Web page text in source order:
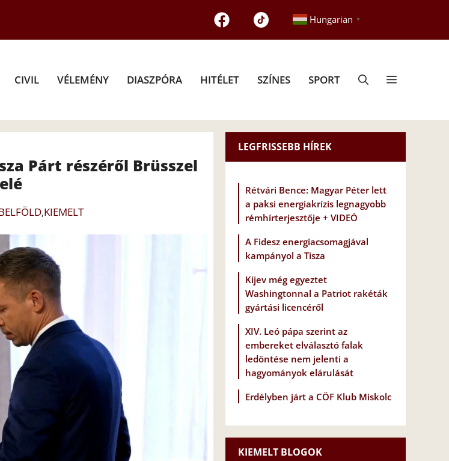
Hungarian ▼
CIVIL VÉLEMÉNY DIASZPÓRA HITÉLET SZÍNES SPORT
Párt részéről Brüsszel
,KIEMELT
LEGFRISSEBB HÍREK
Rétvári Bence: Magyar Péter lett
a paksi energiakrízis legnagyobb
rémhírterjesztője + VIDEÓ
A Fidesz energiacsomagjával
kampányol a Tisza
Kijev még egyeztet
Washingtonnal a Patriot rakéták
gyártási licencéről
XIV. Leó pápa szerint az
embereket elválasztó falak
ledöntése nem jelenti a
hagyományok elárulását
Erdélyben járt a CÖF Klub Miskolc
KIEMELT BLOGOK